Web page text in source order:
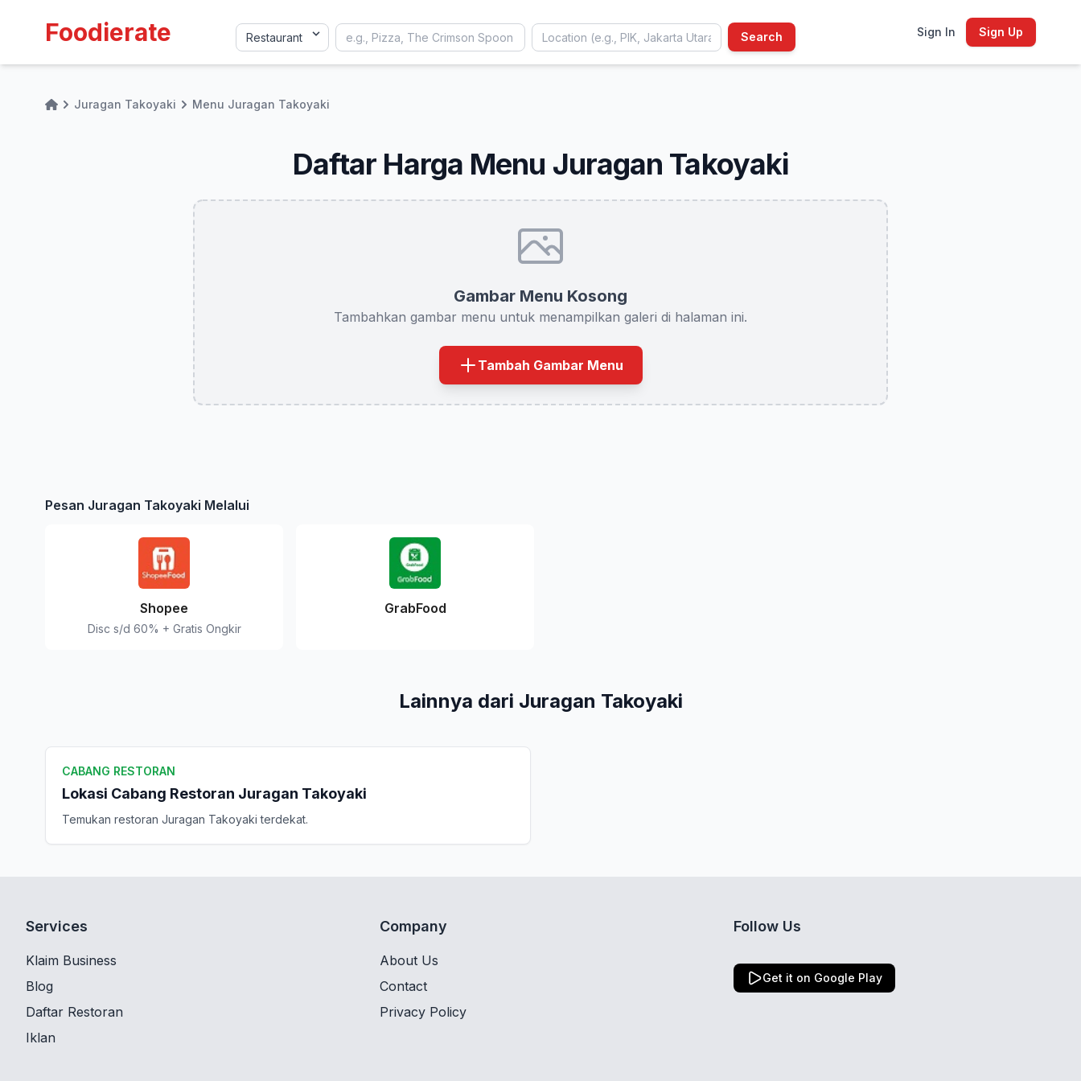
Foodierate Search Sign In Sign Up
HomeJuragan Takoyaki Menu Juragan Takoyaki
Daftar Harga Menu Juragan Takoyaki
Gambar Menu Kosong
Tambahkan gambar menu untuk menampilkan galeri di halaman ini.
Tambah Gambar Menu
Pesan Juragan Takoyaki Melalui
Shopee
Disc s/d 60% + Gratis Ongkir
GrabFood
Lainnya dari Juragan Takoyaki
CABANG RESTORAN
Lokasi Cabang Restoran Juragan Takoyaki
Temukan restoran Juragan Takoyaki terdekat.
Services
Klaim Business
Blog
Daftar Restoran
Iklan
Company
About Us
Contact
Privacy Policy
Follow Us
Get it on Google Play